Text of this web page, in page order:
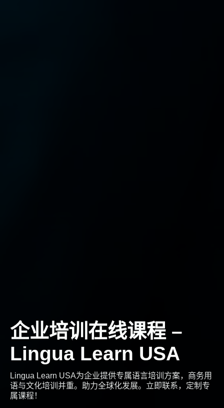
企业培训在线课程 –
Lingua Learn USA
Lingua Learn USA为企业提供专属语言培训方案，商务用
语与文化培训并重。助力全球化发展。立即联系，定制专
属课程！